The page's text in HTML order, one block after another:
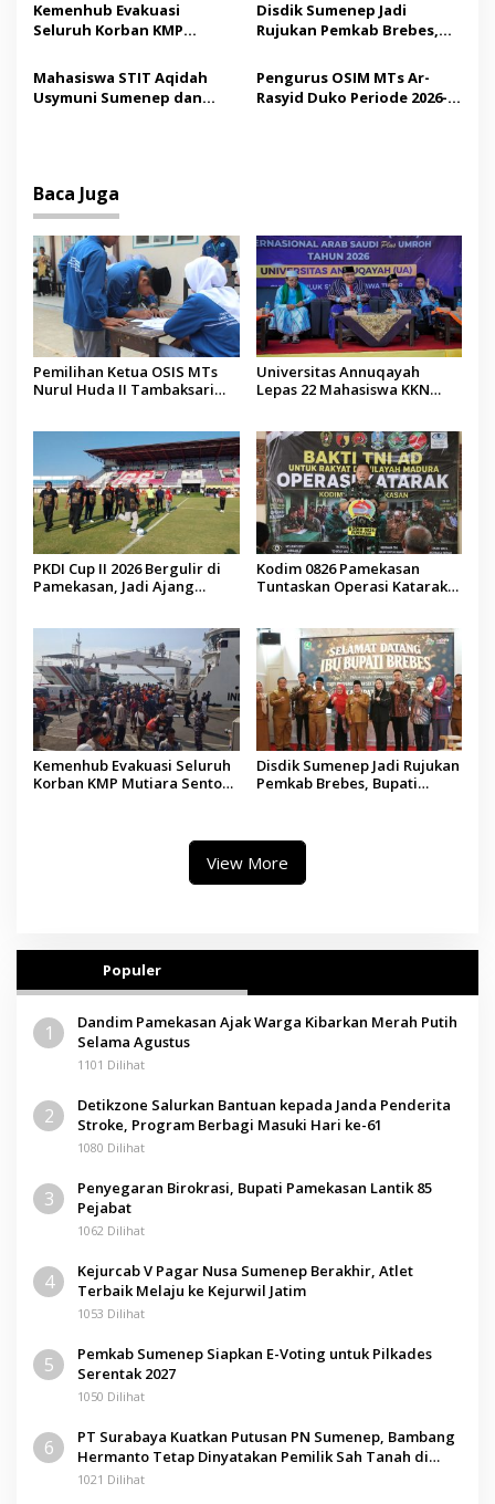
Kemenhub Evakuasi
Seluruh Korban KMP
Operator Diaudit
Disdik Sumenep Jadi
Rujukan Pemkab Brebes,
Pendidikan Berbasis
Budaya
Mahasiswa STIT Aqidah
Usymuni Sumenep dan
Pengurus OSIM MTs Ar-
Rasyid Duko Periode 2026-
Baca Juga
Pemilihan Ketua OSIS MTs
Nurul Huda II Tambaksari
Universitas Annuqayah
Lepas 22 Mahasiswa KKN
PKDI Cup II 2026 Bergulir di
Pamekasan, Jadi Ajang
Kodim 0826 Pamekasan
Tuntaskan Operasi Katarak
Kemenhub Evakuasi Seluruh
Korban KMP Mutiara Sentosa
Disdik Sumenep Jadi Rujukan
Pemkab Brebes, Bupati
View More
Populer
1
Dandim Pamekasan Ajak Warga Kibarkan Merah Putih
Selama Agustus
1101 Dilihat
2
Detikzone Salurkan Bantuan kepada Janda Penderita
Stroke, Program Berbagi Masuki Hari ke-61
1080 Dilihat
3
Penyegaran Birokrasi, Bupati Pamekasan Lantik 85
Pejabat
1062 Dilihat
4
Kejurcab V Pagar Nusa Sumenep Berakhir, Atlet
Terbaik Melaju ke Kejurwil Jatim
1053 Dilihat
5
Pemkab Sumenep Siapkan E-Voting untuk Pilkades
Serentak 2027
1050 Dilihat
6
PT Surabaya Kuatkan Putusan PN Sumenep, Bambang
Hermanto Tetap Dinyatakan Pemilik Sah Tanah di
Pamolokan
1021 Dilihat